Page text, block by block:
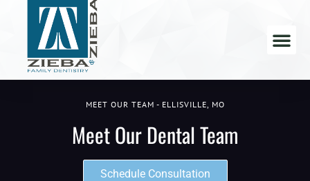
MEET OUR TEAM - ELLISVILLE, MO
Meet Our Dental Team
Schedule Consultation